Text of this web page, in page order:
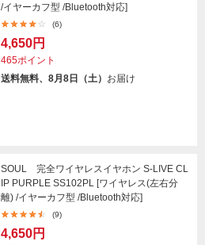
/イヤーカフ型 /Bluetooth対応]
(6)
4,650円
465ポイント
送料無料、8月8日（土） お届け
SOUL 完全ワイヤレスイヤホン S-LIVE CL
IP PURPLE SS102PL [ワイヤレス(左右分
離) /イヤーカフ型 /Bluetooth対応]
(9)
4,650円